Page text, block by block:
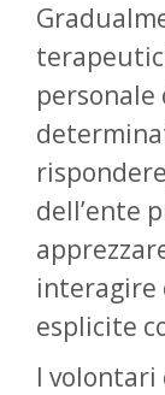
dell’ente
interagire
esplicite
I